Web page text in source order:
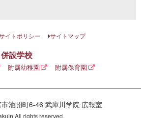
イトポリシー サイトマップ
設学校
附属幼稚園 附属保育園
池開町6-46 武庫川学院 広報室
All rights reserved.